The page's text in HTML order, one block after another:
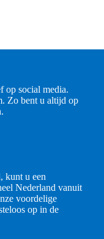
op social media.
Zo bent u altijd op
kunt u een
Nederland vanuit
voordelige
op in de